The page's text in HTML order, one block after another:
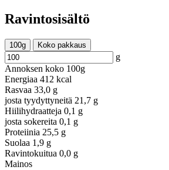
Ravintosisältö
100g Koko pakkaus
g
Annoksen koko 100g
Energiaa 412 kcal
Rasvaa 33,0 g
josta tyydyttyneitä 21,7 g
Hiilihydraatteja 0,1 g
josta sokereita 0,1 g
Proteiinia 25,5 g
Suolaa 1,9 g
Ravintokuitua 0,0 g
Mainos